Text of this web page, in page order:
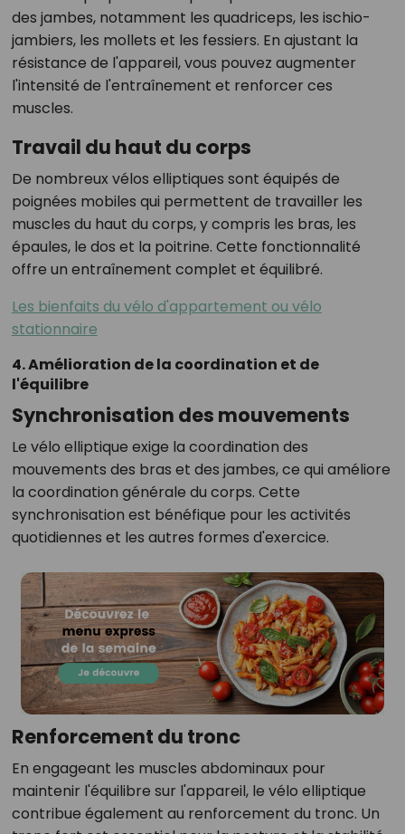
des jambes, notamment les quadriceps, les ischio-
jambiers, les mollets et les fessiers. En ajustant la
résistance de l'appareil, vous pouvez augmenter
l'intensité de l'entraînement et renforcer ces
muscles.
Travail du haut du corps
De nombreux vélos elliptiques sont équipés de
poignées mobiles qui permettent de travailler les
muscles du haut du corps, y compris les bras, les
épaules, le dos et la poitrine. Cette fonctionnalité
offre un entraînement complet et équilibré.
Les bienfaits du vélo d'appartement ou vélo
stationnaire
4. Amélioration de la coordination et de
l'équilibre
Synchronisation des mouvements
Le vélo elliptique exige la coordination des
mouvements des bras et des jambes, ce qui améliore
la coordination générale du corps. Cette
synchronisation est bénéfique pour les activités
quotidiennes et les autres formes d'exercice.
Renforcement du tronc
En engageant les muscles abdominaux pour
maintenir l'équilibre sur l'appareil, le vélo elliptique
contribue également au renforcement du tronc. Un